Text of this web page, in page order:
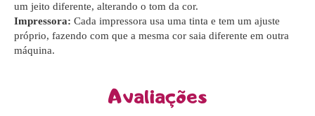
um jeito diferente, alterando o tom da cor.
Impressora: Cada impressora usa uma tinta e tem um ajuste
próprio, fazendo com que a mesma cor saia diferente em outra
máquina.
Avaliações